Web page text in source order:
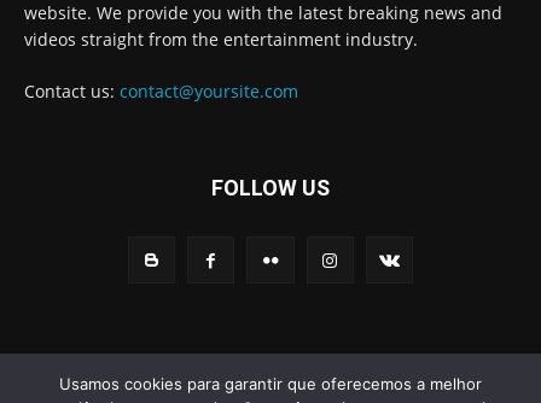
website. We provide you with the latest breaking news and
videos straight from the entertainment industry.
Contact us: contact@yoursite.com
FOLLOW US
© Newspaper WordPress Theme by TagDiv
Usamos cookies para garantir que oferecemos a melhor